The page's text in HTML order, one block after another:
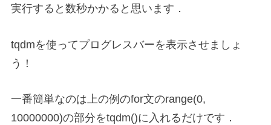
実行すると数秒かかると思います．
tqdmを使ってプログレスバーを表示させましょ
う！
一番簡単なのは上の例のfor文のrange(0,
10000000)の部分をtqdm()に入れるだけです．